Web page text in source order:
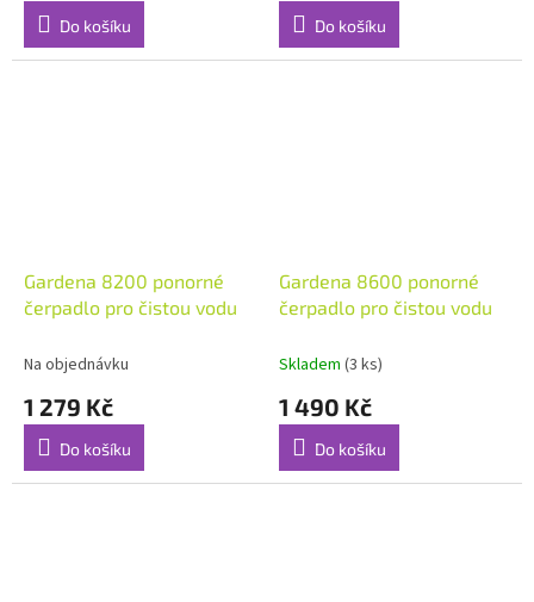
Do košíku Do košíku
Gardena 8200 ponorné
čerpadlo pro čistou vodu
Na objednávku
1 279 Kč
Do košíku
Gardena 8600 ponorné
čerpadlo pro čistou vodu
Skladem (3 ks)
1 490 Kč
Do košíku